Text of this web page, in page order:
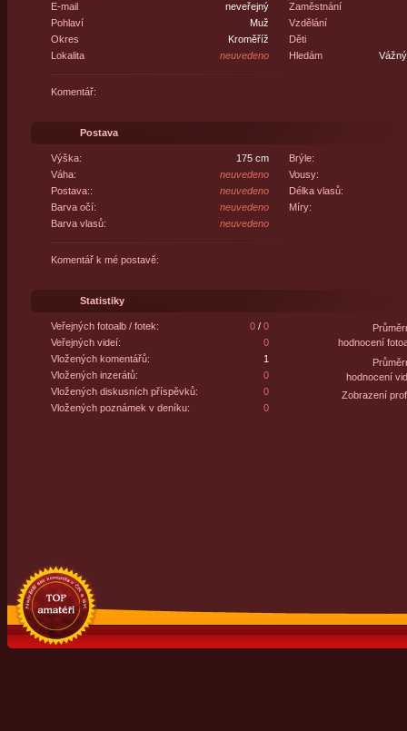
E-mail
neveřejný
Pohlaví
Muž
Okres
Kroměříž
Lokalita
neuvedeno
Zaměstnání
Vzdělání
Děti
Hledám
Komentář:
Postava
Výška:
175 cm
Váha:
neuvedeno
Postava::
neuvedeno
Barva očí:
neuvedeno
Barva vlasů:
neuvedeno
Brýle:
Vousy:
Délka vlasů:
Míry:
Komentář k mé postavě:
Statistiky
Veřejných fotoalb / fotek: 0/ 0
Veřejných videí:
0
Vložených komentářů:
1
Vložených inzerátů:
0
Vložených diskusních příspěvků:
0
Vložených poznámek v deníku:
0
hodnocení
hodnocení
Zobrazení